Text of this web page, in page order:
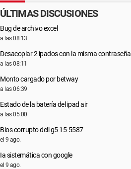
ÚLTIMAS DISCUSIONES
Bug de archivo excel
a las 08:13
Desacoplar 2 ipados con la misma contraseña
a las 08:11
Monto cargado por betway
a las 06:39
Estado de la batería del ipad air
a las 05:00
Bios corrupto dell g5 15-5587
el 9 ago.
Ia sistemática con google
el 9 ago.